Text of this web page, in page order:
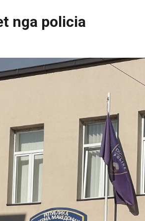
nga policia